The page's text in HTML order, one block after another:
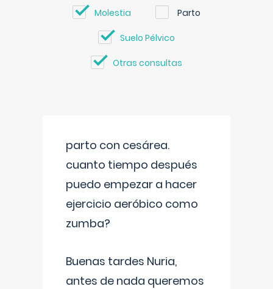
Molestia Parto
Suelo Pélvico
Otras consultas
parto con cesárea.
cuanto tiempo después
puedo empezar a hacer
ejercicio aeróbico como
zumba?
Buenas tardes Nuria,
antes de nada queremos